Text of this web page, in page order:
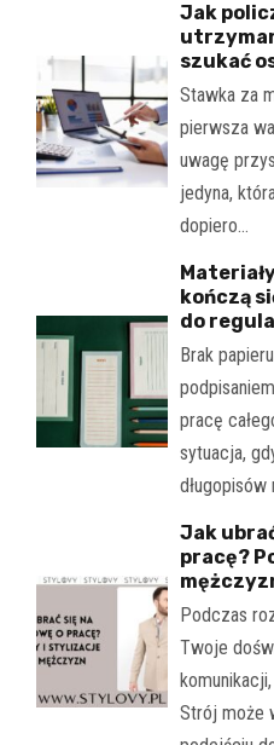
Jak
szukać
Stawka za
pierwsza
uwagę
jedyna,
dopiero…
kończą
do
Brak
pracę
sytuacja,
długopisów
Jak
pracę?
Podczas
Twoje
Strój może